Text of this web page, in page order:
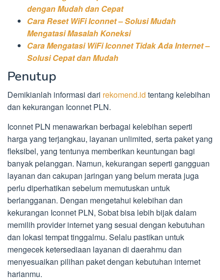
dengan Mudah dan Cepat
Cara Reset WiFi Iconnet – Solusi Mudah
Mengatasi Masalah Koneksi
Cara Mengatasi WiFi Iconnet Tidak Ada Internet –
Solusi Cepat dan Mudah
Penutup
Demikianlah informasi dari rekomend.id tentang kelebihan
dan kekurangan Iconnet PLN.
Iconnet PLN menawarkan berbagai kelebihan seperti
harga yang terjangkau, layanan unlimited, serta paket yang
fleksibel, yang tentunya memberikan keuntungan bagi
banyak pelanggan. Namun, kekurangan seperti gangguan
layanan dan cakupan jaringan yang belum merata juga
perlu diperhatikan sebelum memutuskan untuk
berlangganan. Dengan mengetahui kelebihan dan
kekurangan Iconnet PLN, Sobat bisa lebih bijak dalam
memilih provider internet yang sesuai dengan kebutuhan
dan lokasi tempat tinggalmu. Selalu pastikan untuk
mengecek ketersediaan layanan di daerahmu dan
menyesuaikan pilihan paket dengan kebutuhan internet
harianmu.